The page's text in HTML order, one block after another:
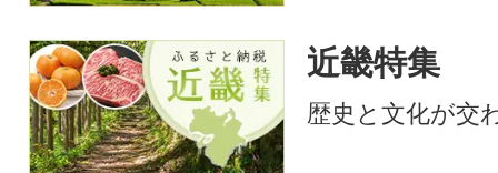
近畿特集
歴史と文化が交